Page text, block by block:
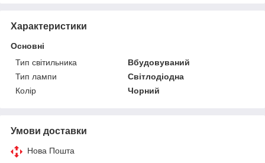
Характеристики
Основні
Тип світильника
Вбудовуваний
Тип лампи
Світлодіодна
Колір
Чорний
Умови доставки
Нова Пошта